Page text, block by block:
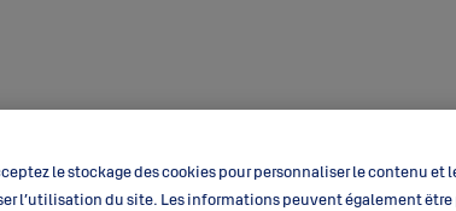
le stockage des cookies pour personnaliser le contenu
l’utilisation du site. Les informations peuvent également